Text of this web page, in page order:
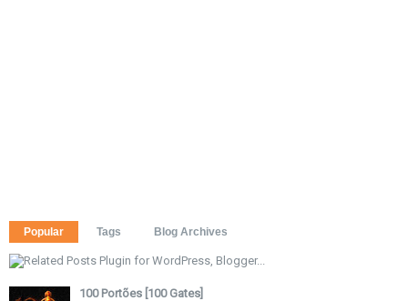
Popular Tags Blog Archives
100 Portões [100 Gates]